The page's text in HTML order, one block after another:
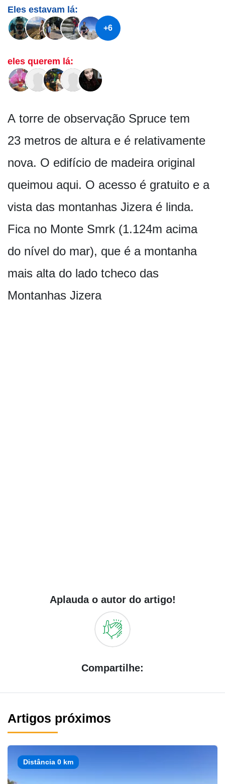
Eles estavam lá:
+6
eles querem lá:
A torre de observação Spruce tem
23 metros de altura e é relativamente
nova. O edifício de madeira original
queimou aqui. O acesso é gratuito e a
vista das montanhas Jizera é linda.
Fica no Monte Smrk (1.124m acima
do nível do mar), que é a montanha
mais alta do lado tcheco das
Montanhas Jizera
Aplauda o autor do artigo!
Compartilhe:
Artigos próximos
Distância 0 km